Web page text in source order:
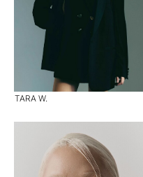
TARA W.